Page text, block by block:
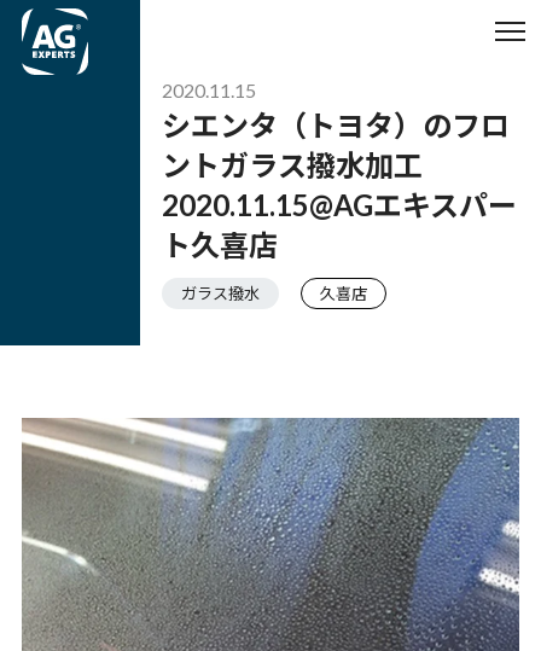
2020.11.15
シエンタ（トヨタ）のフロ
ントガラス撥水加工
2020.11.15@AGエキスパー
ト久喜店
ガラス撥水 久喜店